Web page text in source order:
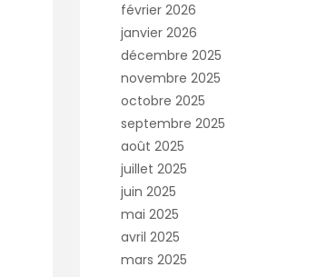
février 2026
janvier 2026
décembre 2025
novembre 2025
octobre 2025
septembre 2025
août 2025
juillet 2025
juin 2025
mai 2025
avril 2025
mars 2025